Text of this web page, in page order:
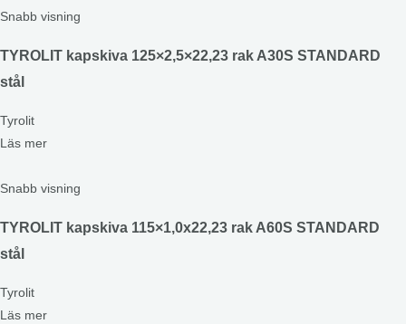
Snabb visning
TYROLIT kapskiva 125×2,5×22,23 rak A30S STANDARD
stål
Tyrolit
Läs mer
Snabb visning
TYROLIT kapskiva 115×1,0x22,23 rak A60S STANDARD
stål
Tyrolit
Läs mer